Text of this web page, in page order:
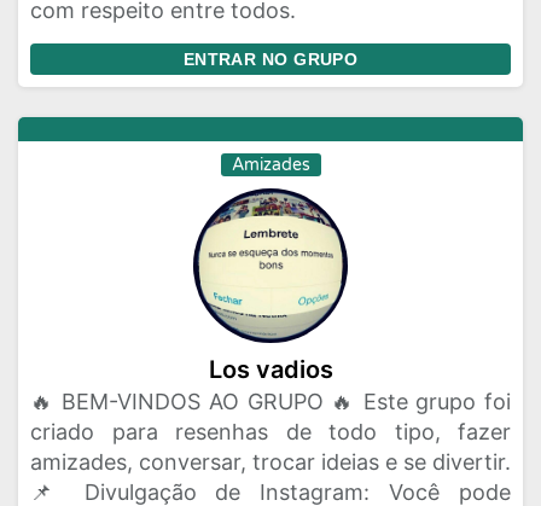
com respeito entre todos.
ENTRAR NO GRUPO
Amizades
Los vadios
🔥 BEM-VINDOS AO GRUPO 🔥 Este grupo foi
criado para resenhas de todo tipo, fazer
amizades, conversar, trocar ideias e se divertir.
📌 Divulgação de Instagram: Você pode